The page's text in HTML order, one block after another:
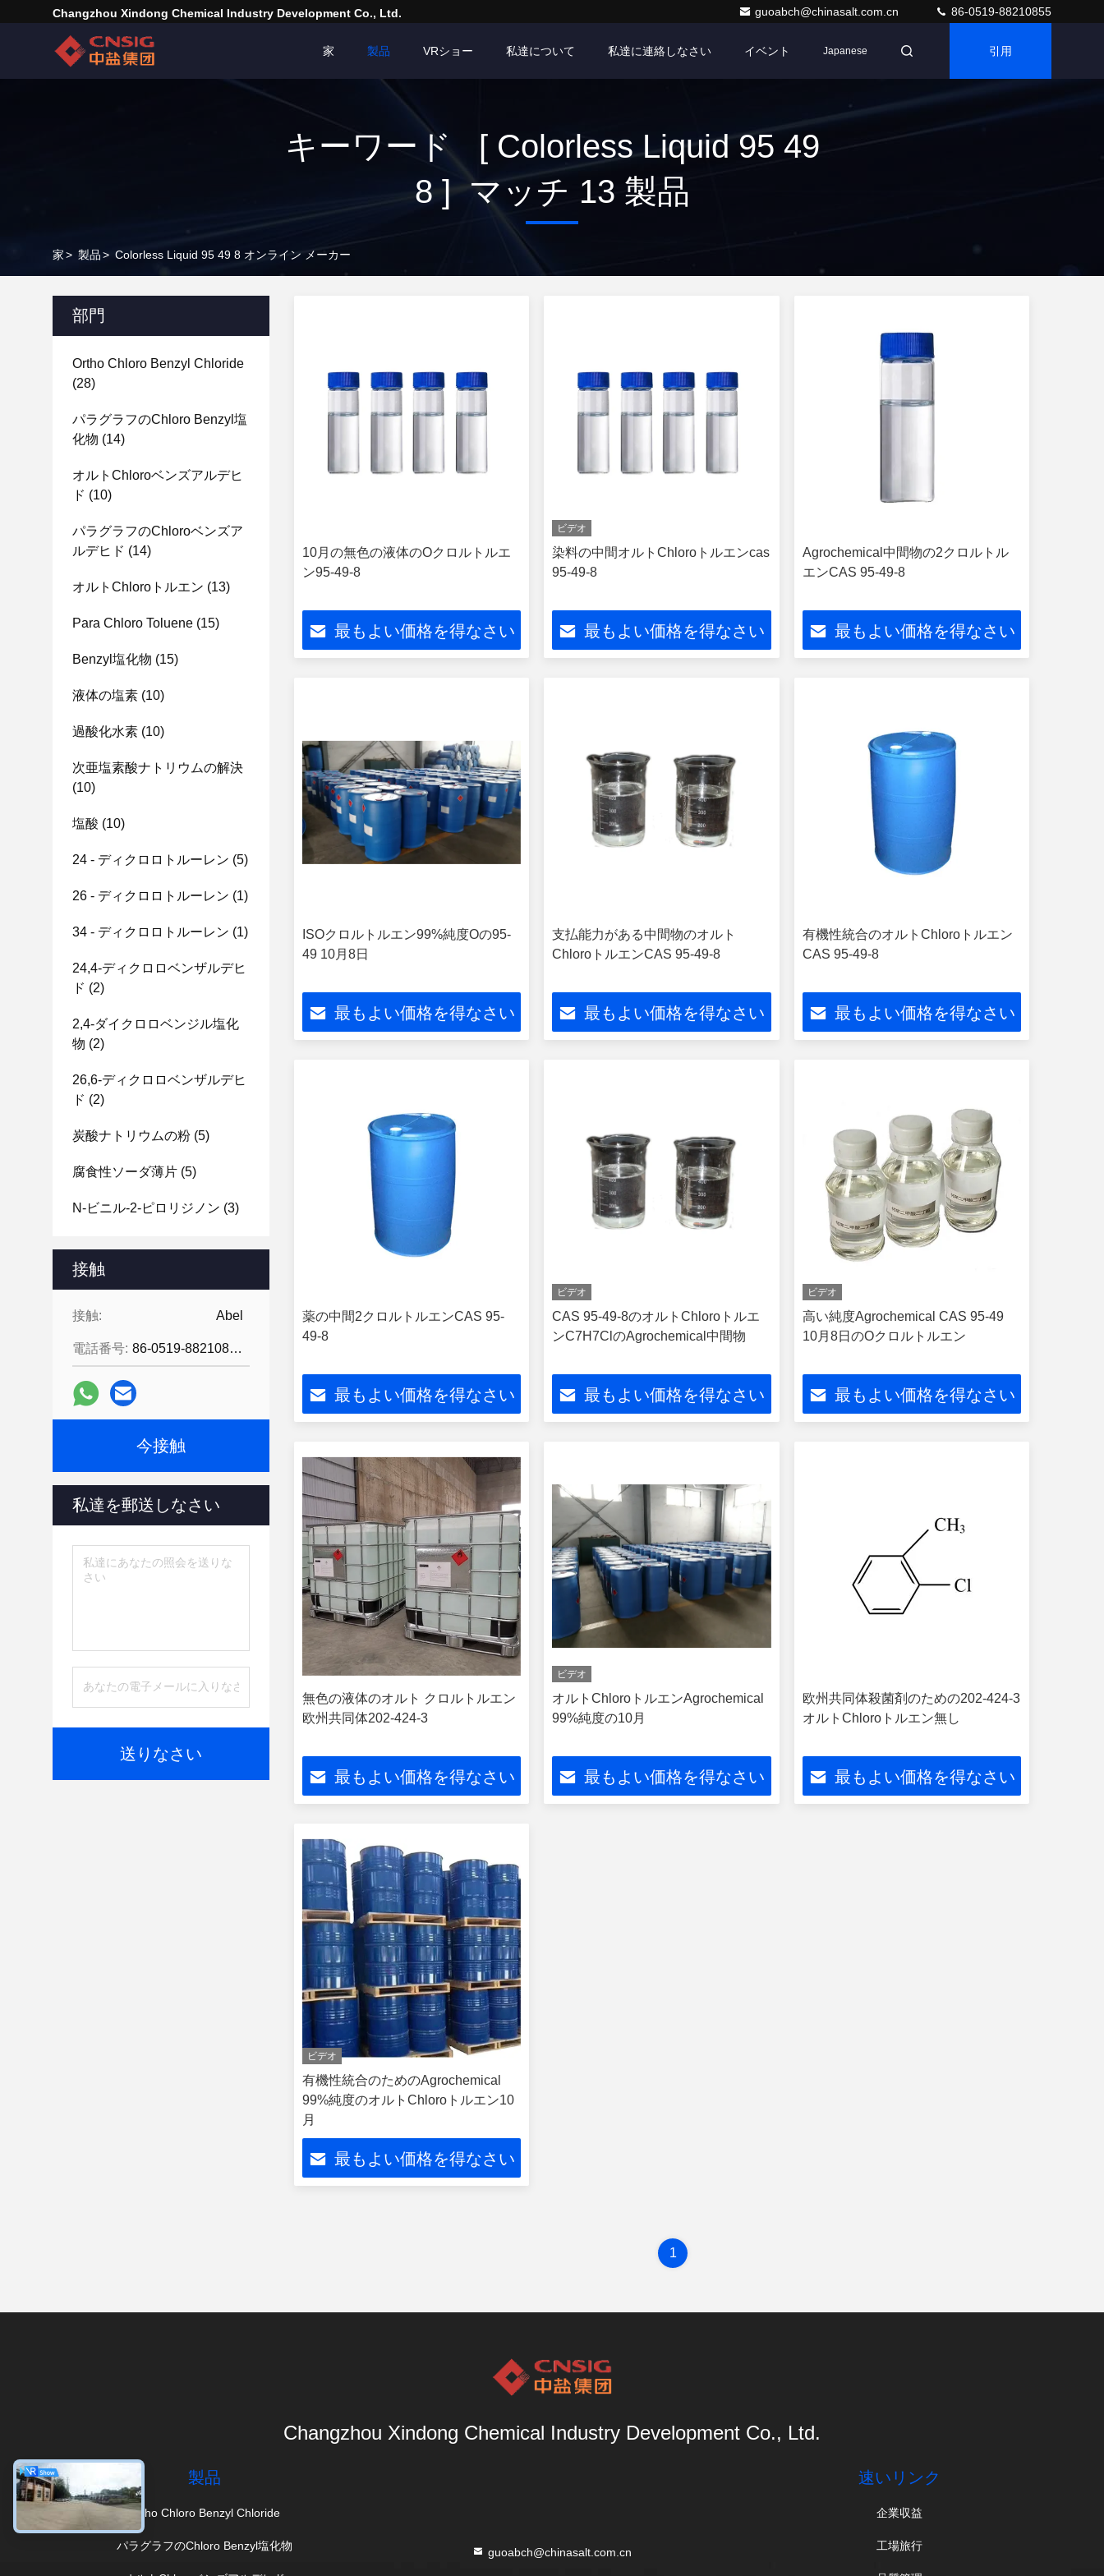
Changzhou Xindong Chemical Industry Development Co., Ltd. guoabch@chinasalt.com.cn 86-0519-88210855
家 製品 VRショー 私達について 私達に連絡しなさい イベント Japanese 引用
キーワード [ Colorless Liquid 95 49
8 ] マッチ 13 製品
家> 製品> Colorless Liquid 95 49 8 オンライン メーカー
部門
Ortho Chloro Benzyl Chloride
(28)
パラグラフのChloro Benzyl塩
化物 (14)
オルトChloroベンズアルデヒ
ド (10)
パラグラフのChloroベンズア
ルデヒド (14)
オルトChloroトルエン (13)
Para Chloro Toluene (15)
Benzyl塩化物 (15)
液体の塩素 (10)
過酸化水素 (10)
次亜塩素酸ナトリウムの解決
(10)
塩酸 (10)
24 - ディクロロトルーレン (5)
26 - ディクロロトルーレン (1)
34 - ディクロロトルーレン (1)
24,4-ディクロロベンザルデヒ
ド (2)
2,4-ダイクロロベンジル塩化
物 (2)
26,6-ディクロロベンザルデヒ
ド (2)
炭酸ナトリウムの粉 (5)
腐食性ソーダ薄片 (5)
N-ビニル-2-ピロリジノン (3)
接触
接触: Abel
電話番号: 86-0519-88210855
今接触
私達を郵送しなさい
送りなさい
10月の無色の液体のOクロルトルエ
ン95-49-8
最もよい価格を得なさい
ビデオ
染料の中間オルトChloroトルエンcas
95-49-8
最もよい価格を得なさい
Agrochemical中間物の2クロルトル
エンCAS 95-49-8
最もよい価格を得なさい
ISOクロルトルエン99%純度Oの95-
49 10月8日
最もよい価格を得なさい
支払能力がある中間物のオルト
ChloroトルエンCAS 95-49-8
最もよい価格を得なさい
有機性統合のオルトChloroトルエン
CAS 95-49-8
最もよい価格を得なさい
薬の中間2クロルトルエンCAS 95-
49-8
最もよい価格を得なさい
ビデオ
CAS 95-49-8のオルトChloroトルエ
ンC7H7ClのAgrochemical中間物
最もよい価格を得なさい
ビデオ
高い純度Agrochemical CAS 95-49
10月8日のOクロルトルエン
最もよい価格を得なさい
無色の液体のオルト クロルトルエン
欧州共同体202-424-3
最もよい価格を得なさい
ビデオ
オルトChloroトルエンAgrochemical
99%純度の10月
最もよい価格を得なさい
欧州共同体殺菌剤のための202-424-3
オルトChloroトルエン無し
最もよい価格を得なさい
ビデオ
有機性統合のためのAgrochemical
99%純度のオルトChloroトルエン10
月
最もよい価格を得なさい
1
Changzhou Xindong Chemical Industry Development Co., Ltd.
製品
Ortho Chloro Benzyl Chloride
パラグラフのChloro Benzyl塩化物 guoabch@chinasalt.com.cn
速いリンク
企業収益
工場旅行